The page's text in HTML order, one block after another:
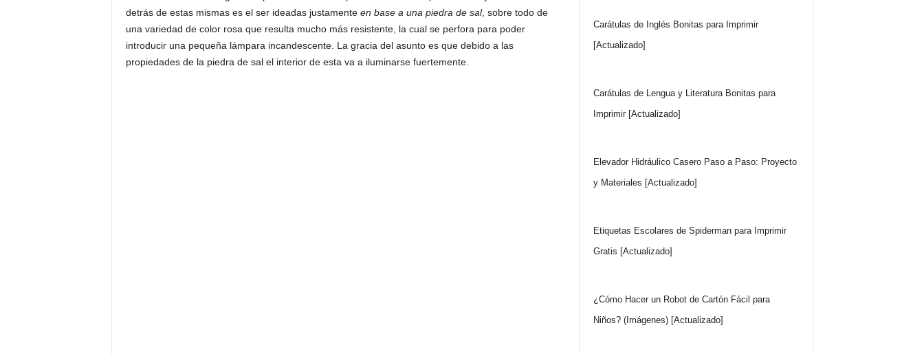
detrás de estas mismas es el ser ideadas justamente en base a una piedra de sal, sobre todo de
una variedad de color rosa que resulta mucho más resistente, la cual se perfora para poder
introducir una pequeña lámpara incandescente. La gracia del asunto es que debido a las
propiedades de la piedra de sal el interior de esta va a iluminarse fuertemente.
Carátulas de Inglés Bonitas para Imprimir
[Actualizado]
Carátulas de Lengua y Literatura Bonitas para
Imprimir [Actualizado]
Elevador Hidráulico Casero Paso a Paso: Proyecto
y Materiales [Actualizado]
Etiquetas Escolares de Spiderman para Imprimir
Gratis [Actualizado]
¿Cómo Hacer un Robot de Cartón Fácil para
Niños? (Imágenes) [Actualizado]